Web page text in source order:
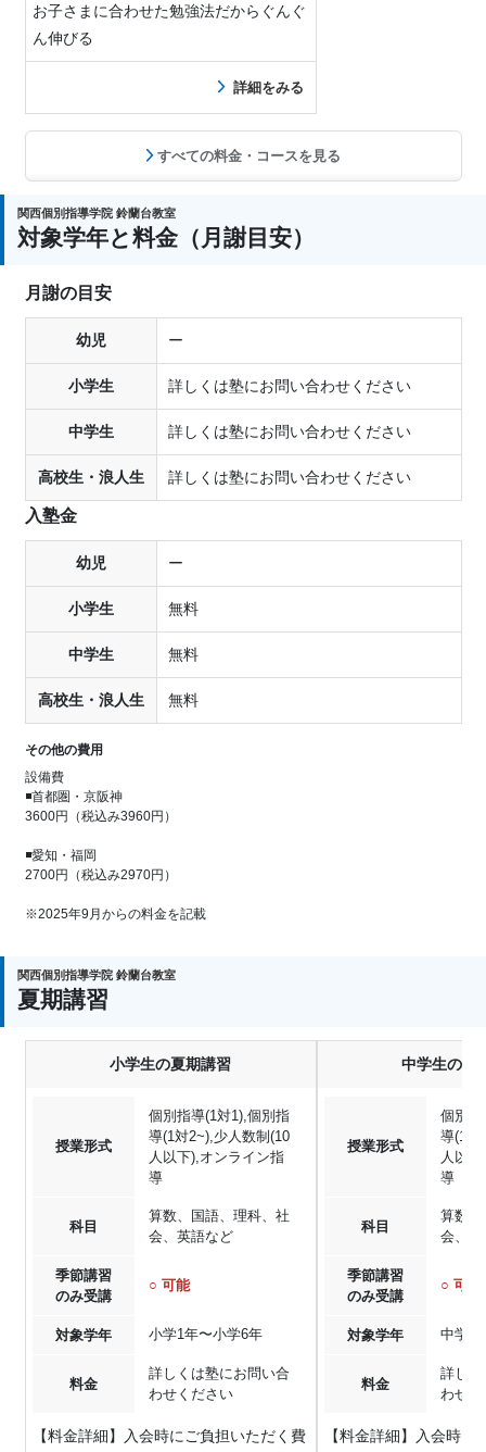
お子さまに合わせた勉強法だからぐんぐ
ん伸びる
詳細をみる
すべての料金・コースを見る
関西個別指導学院 鈴蘭台教室
対象学年と料金（月謝目安）
月謝の目安
幼児 ー
小学生 詳しくは塾にお問い合わせください
中学生 詳しくは塾にお問い合わせください
高校生・浪人生 詳しくは塾にお問い合わせください
入塾金
幼児 ー
小学生 無料
中学生 無料
高校生・浪人生 無料
その他の費用
設備費
◾️首都圏・京阪神
3600円（税込み3960円）
◾️愛知・福岡
2700円（税込み2970円）
※2025年9月からの料金を記載
関西個別指導学院 鈴蘭台教室
夏期講習
小学生の夏期講習
授業形式
個別指導(1対1),個別指
導(1対2~),少人数制(10
人以下),オンライン指
導
科目
算数、国語、理科、社
会、英語など
季節講習
のみ受講
○ 可能
対象学年 小学1年〜小学6年
料金
詳しくは塾にお問い合
わせください
【料金詳細】入会時にご負担いただく費
中学生の夏
授業形式
個別指
導(1対
人以
導
科目
算数、
会、英
季節講習
のみ受講
○ 可能
対象学年 中学1
料金
詳しく
わせく
【料金詳細】入会時に